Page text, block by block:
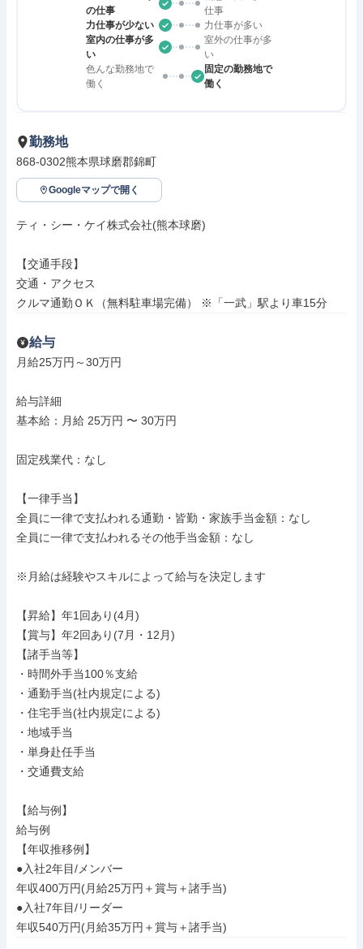
の仕事
仕事
力仕事が少ない
力仕事が多い
室内の仕事が多
い
室外の仕事が多
い
色んな勤務地で
働く
固定の勤務地で
働く
勤務地
868-0302熊本県球磨郡錦町
Googleマップで開く
ティ・シー・ケイ株式会社(熊本球磨)
【交通手段】
交通・アクセス
クルマ通勤ＯＫ（無料駐車場完備） ※「一武」駅より車15分
給与
月給25万円～30万円
給与詳細
基本給：月給 25万円 〜 30万円
固定残業代：なし
【一律手当】
全員に一律で支払われる通勤・皆勤・家族手当金額：なし
全員に一律で支払われるその他手当金額：なし
※月給は経験やスキルによって給与を決定します
【昇給】年1回あり(4月)
【賞与】年2回あり(7月・12月)
【諸手当等】
・時間外手当100％支給
・通勤手当(社内規定による)
・住宅手当(社内規定による)
・地域手当
・単身赴任手当
・交通費支給
【給与例】
給与例
【年収推移例】
●入社2年目/メンバー
年収400万円(月給25万円＋賞与＋諸手当)
●入社7年目/リーダー
年収540万円(月給35万円＋賞与＋諸手当)